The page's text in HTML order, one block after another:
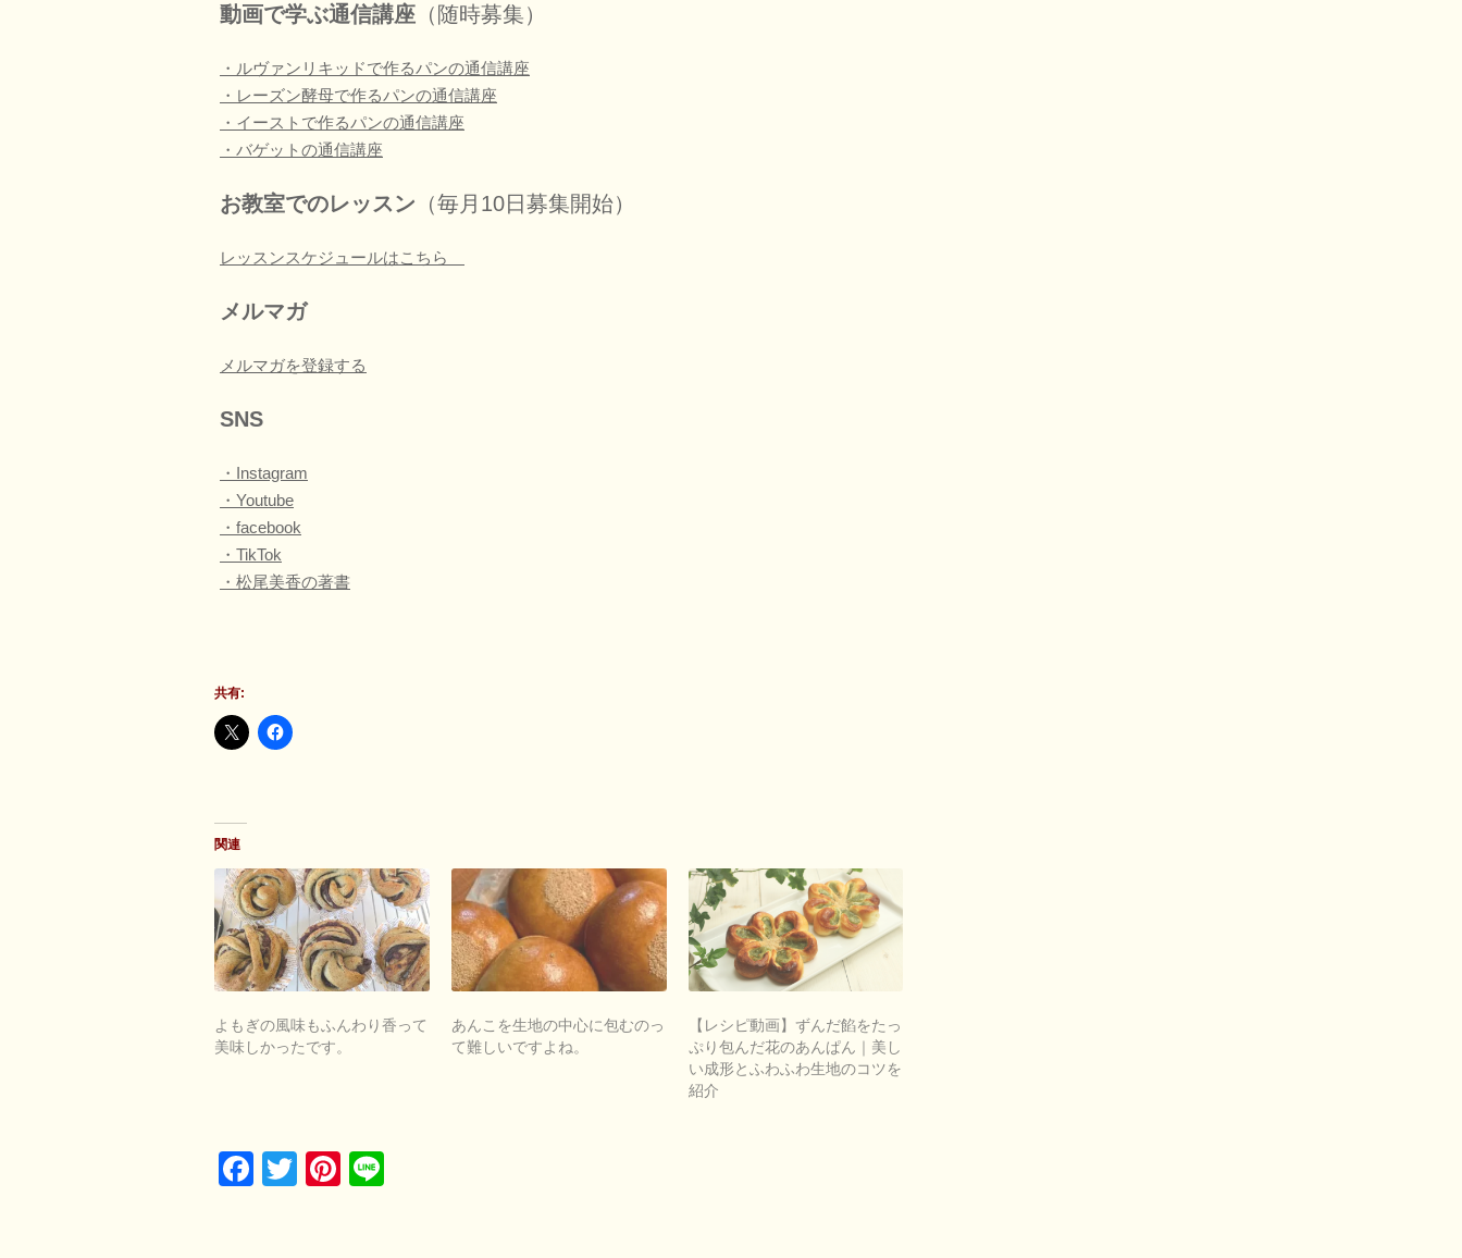
動画で学ぶ通信講座 （随時募集）
・ルヴァンリキッドで作るパンの通信講座
・レーズン酵母で作るパンの通信講座
・イーストで作るパンの通信講座
・バゲットの通信講座
お教室でのレッスン （毎月10日募集開始）
レッスンスケジュールはこちら
メルマガ
メルマガを登録する
SNS
・Instagram
・Youtube
・facebook
・TikTok
・松尾美香の著書
共有:
関連
よもぎの風味もふんわり香って
美味しかったです。
あんこを生地の中心に包むのっ
て難しいですよね。
【レシピ動画】ずんだ餡をたっ
ぷり包んだ花のあんぱん｜美し
い成形とふわふわ生地のコツを
紹介
Facebook
TwitterPinterest